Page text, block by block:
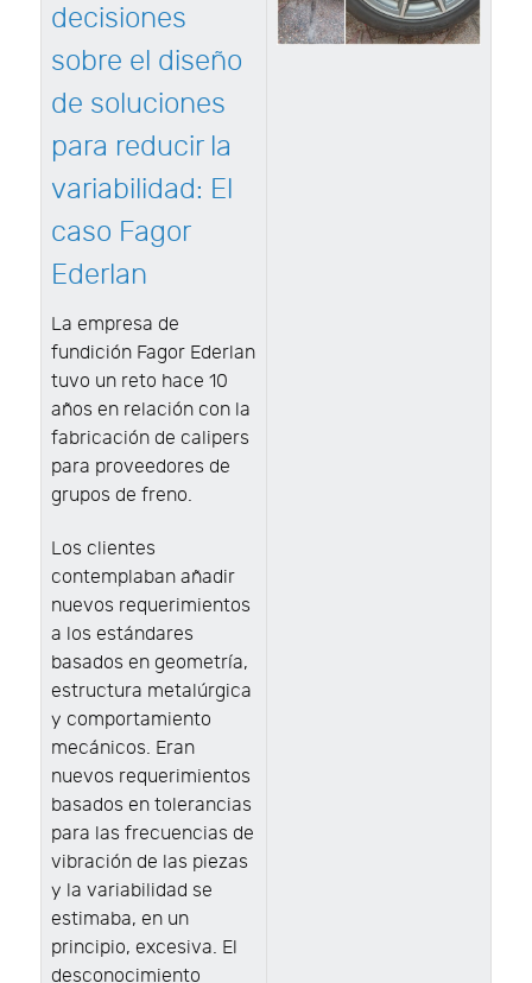
decisiones
sobre el diseño
de soluciones
para reducir la
variabilidad: El
caso Fagor
Ederlan
La empresa de
fundición Fagor Ederlan
tuvo un reto hace 10
años en relación con la
fabricación de calipers
para proveedores de
grupos de freno.
Los clientes
contemplaban añadir
nuevos requerimientos
a los estándares
basados en geometría,
estructura metalúrgica
y comportamiento
mecánicos. Eran
nuevos requerimientos
basados en tolerancias
para las frecuencias de
vibración de las piezas
y la variabilidad se
estimaba, en un
principio, excesiva. El
desconocimiento